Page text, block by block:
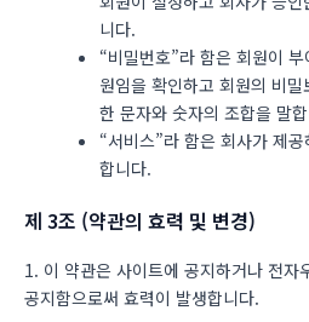
니다.
“비밀번호”라 함은 회원이
원임을 확인하고 회원의 비
한 문자와 숫자의 조합을 말
“서비스”라 함은 회사가 제
합니다.
제 3조 (약관의 효력 및 변경)
1. 이 약관은 사이트에 공지하거나 전자
공지함으로써 효력이 발생합니다.